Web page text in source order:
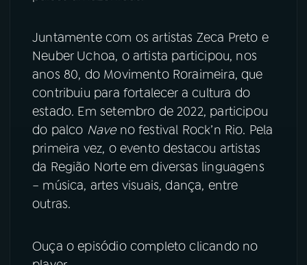
Juntamente com os artistas Zeca Preto e
Neuber Uchoa, o artista participou, nos
anos 80, do Movimento Roraimeira, que
contribuiu para fortalecer a cultura do
estado. Em setembro de 2022, participou
do palco Naveno festival Rock’n Rio. Pela
primeira vez, o evento destacou artistas
da Região Norte em diversas linguagens
– música, artes visuais, dança, entre
outras.
Ouça o episódio completo clicando no